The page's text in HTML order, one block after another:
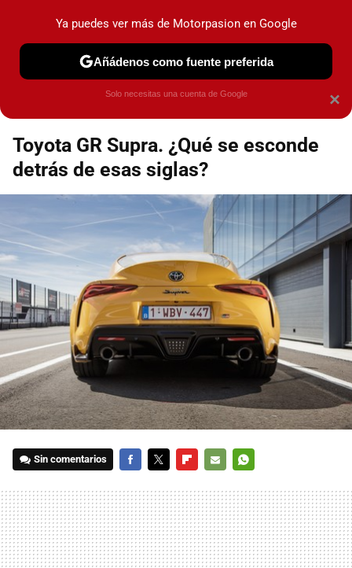
marca que se menciona
Espacio Toyota
Toyota GR Supra. ¿Qué se esconde
detrás de esas siglas?
Sin comentarios
MAIL
×
Ya puedes ver más de Motorpasion en Google
Añádenos como fuente preferida
Solo necesitas una cuenta de Google